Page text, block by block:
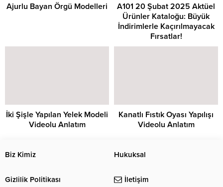
Ajurlu Bayan Örgü Modelleri
A101 20 Şubat 2025 Aktüel
Ürünler Kataloğu: Büyük
İndirimlerle Kaçırılmayacak
Fırsatlar!
İki Şişle Yapılan Yelek Modeli
Videolu Anlatım
Kanatlı Fıstık Oyası Yapılışı
Videolu Anlatım
Biz Kimiz Hukuksal
Gizlilik Politikası İletişim